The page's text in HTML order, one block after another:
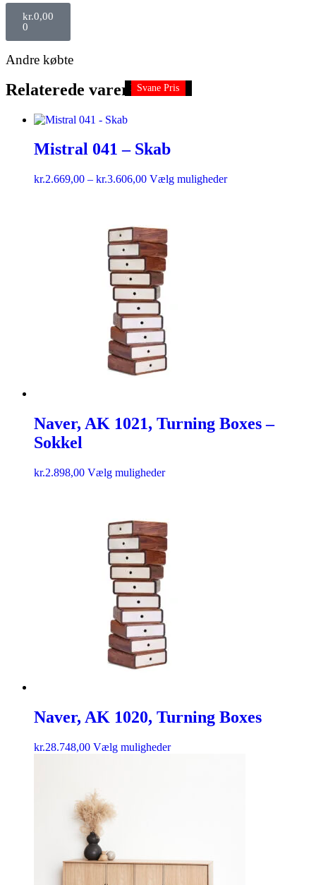
kr.0,00
0
Andre købte
Relaterede varer KAMPAGNE
Mistral 041 – Skab
kr.2.669,00 – kr.3.606,00 Vælg muligheder
Naver, AK 1021, Turning Boxes –
Sokkel
kr.2.898,00 Vælg muligheder
Naver, AK 1020, Turning Boxes
kr.28.748,00 Vælg muligheder
Svane Pris
Svane Pris